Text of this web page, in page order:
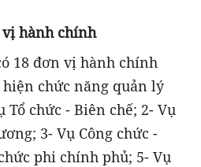
vị hành chính
18 đơn vị hành chính
chức năng quản lý
Tổ chức - Biên chế; 2- Vụ
3- Vụ Công chức -
phi chính phủ; 5- Vụ